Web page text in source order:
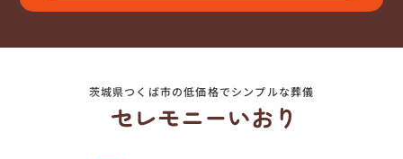
茨城県つくば市の低価格でシンプルな葬儀